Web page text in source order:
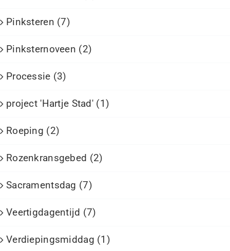
Pinksteren (7)
Pinksternoveen (2)
Processie (3)
project 'Hartje Stad' (1)
Roeping (2)
Rozenkransgebed (2)
Sacramentsdag (7)
Veertigdagentijd (7)
Verdiepingsmiddag (1)